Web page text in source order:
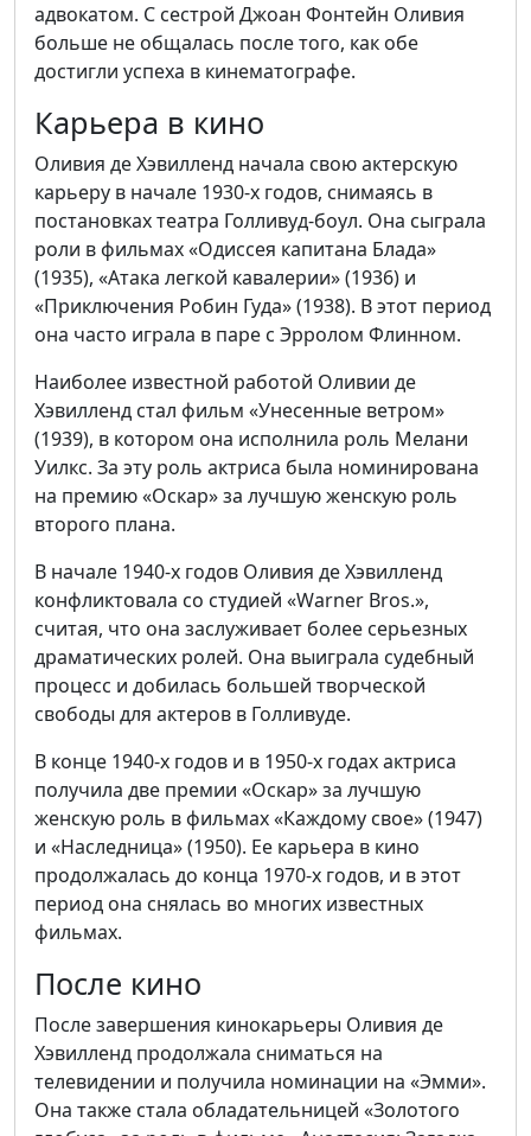
адвокатом. С сестрой Джоан Фонтейн Оливия
больше не общалась после того, как обе
достигли успеха в кинематографе.
Карьера в кино
Оливия де Хэвилленд начала свою актерскую
карьеру в начале 1930-х годов, снимаясь в
постановках театра Голливуд-боул. Она сыграла
роли в фильмах «Одиссея капитана Блада»
(1935), «Атака легкой кавалерии» (1936) и
«Приключения Робин Гуда» (1938). В этот период
она часто играла в паре с Эрролом Флинном.
Наиболее известной работой Оливии де
Хэвилленд стал фильм «Унесенные ветром»
(1939), в котором она исполнила роль Мелани
Уилкс. За эту роль актриса была номинирована
на премию «Оскар» за лучшую женскую роль
второго плана.
В начале 1940-х годов Оливия де Хэвилленд
конфликтовала со студией «Warner Bros.»,
считая, что она заслуживает более серьезных
драматических ролей. Она выиграла судебный
процесс и добилась большей творческой
свободы для актеров в Голливуде.
В конце 1940-х годов и в 1950-х годах актриса
получила две премии «Оскар» за лучшую
женскую роль в фильмах «Каждому свое» (1947)
и «Наследница» (1950). Ее карьера в кино
продолжалась до конца 1970-х годов, и в этот
период она снялась во многих известных
фильмах.
После кино
После завершения кинокарьеры Оливия де
Хэвилленд продолжала сниматься на
телевидении и получила номинации на «Эмми».
Она также стала обладательницей «Золотого